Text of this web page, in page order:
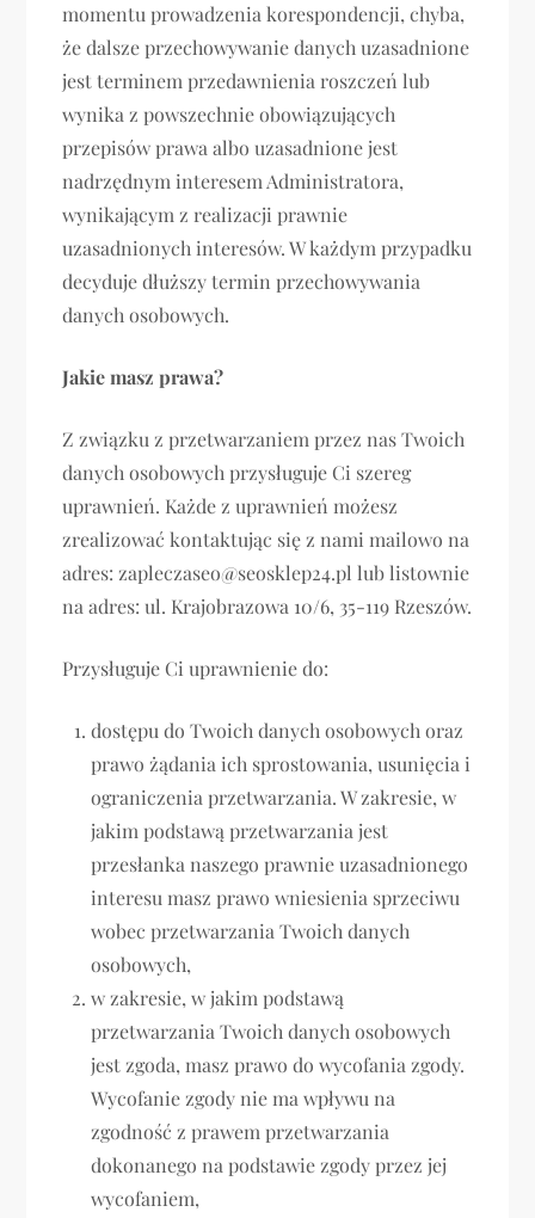
momentu prowadzenia korespondencji, chyba,
że dalsze przechowywanie danych uzasadnione
jest terminem przedawnienia roszczeń lub
wynika z powszechnie obowiązujących
przepisów prawa albo uzasadnione jest
nadrzędnym interesem Administratora,
wynikającym z realizacji prawnie
uzasadnionych interesów. W każdym przypadku
decyduje dłuższy termin przechowywania
danych osobowych.
Jakie masz prawa?
Z związku z przetwarzaniem przez nas Twoich
danych osobowych przysługuje Ci szereg
uprawnień. Każde z uprawnień możesz
zrealizować kontaktując się z nami mailowo na
adres: zapleczaseo@seosklep24.pl lub listownie
na adres: ul. Krajobrazowa 10/6, 35-119 Rzeszów.
Przysługuje Ci uprawnienie do:
dostępu do Twoich danych osobowych oraz
prawo żądania ich sprostowania, usunięcia i
ograniczenia przetwarzania. W zakresie, w
jakim podstawą przetwarzania jest
przesłanka naszego prawnie uzasadnionego
interesu masz prawo wniesienia sprzeciwu
wobec przetwarzania Twoich danych
osobowych,
w zakresie, w jakim podstawą
przetwarzania Twoich danych osobowych
jest zgoda, masz prawo do wycofania zgody.
Wycofanie zgody nie ma wpływu na
zgodność z prawem przetwarzania
dokonanego na podstawie zgody przez jej
wycofaniem,